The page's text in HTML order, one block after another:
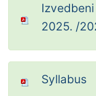
2025. /
Syllabus